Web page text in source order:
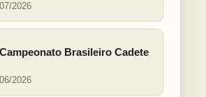
2026
Brasileiro Cadete
2026